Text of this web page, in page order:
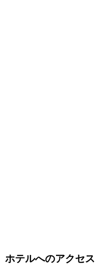
ホテルへのアクセス